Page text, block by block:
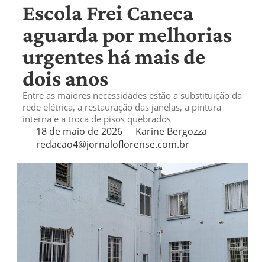
Escola Frei Caneca
aguarda por melhorias
urgentes há mais de
dois anos
Entre as maiores necessidades estão a substituição da
rede elétrica, a restauração das janelas, a pintura
interna e a troca de pisos quebrados
18 de maio de 2026
Karine Bergozza
redacao4@jornaloflorense.com.br